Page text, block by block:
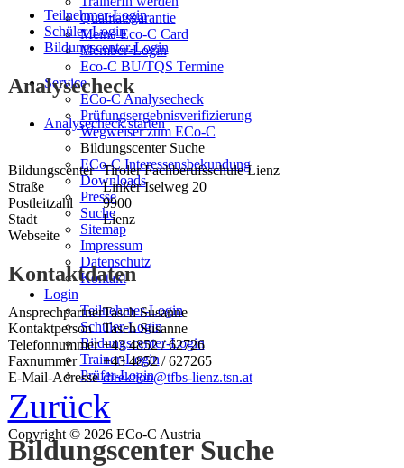
Qualitätsgarantie
Meine Eco-C Card
Member-Login
Eco-C BU/TQS Termine
Service
ECo-C Analysecheck
Prüfungsergebnisverifizierung
Wegweiser zum ECo-C
Bildungscenter Suche
ECo-C Interessensbekundung
Downloads
Presse
Suche
Sitemap
Impressum
Datenschutz
Kontakt
Login
Teilnehmer-Login
Schüler-Login
Bildungscenter-Login
Trainer-Login
Prüfer-Login
Bildungscenter Suche
Teilnehmer-Login
Schüler-Login
Bildungscenter-Login
Analysecheck
Analysecheck starten
Bildungscenter Tiroler Fachberufsschule Lienz
Straße
Linker Iselweg 20
Postleitzahl
9900
Stadt
Lienz
Webseite
Kontaktdaten
AnsprechpartnerTasch Susanne
Kontaktperson
Tasch Susanne
Telefonnummer +43 4852 / 62726
Faxnummer
+43 4852 / 627265
E-Mail-Adresse direktion@tfbs-lienz.tsn.at
Zurück
Copyright © 2026 ECo-C Austria